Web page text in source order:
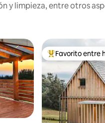
y limpieza, entre otros
De los mejores
Favorito entre